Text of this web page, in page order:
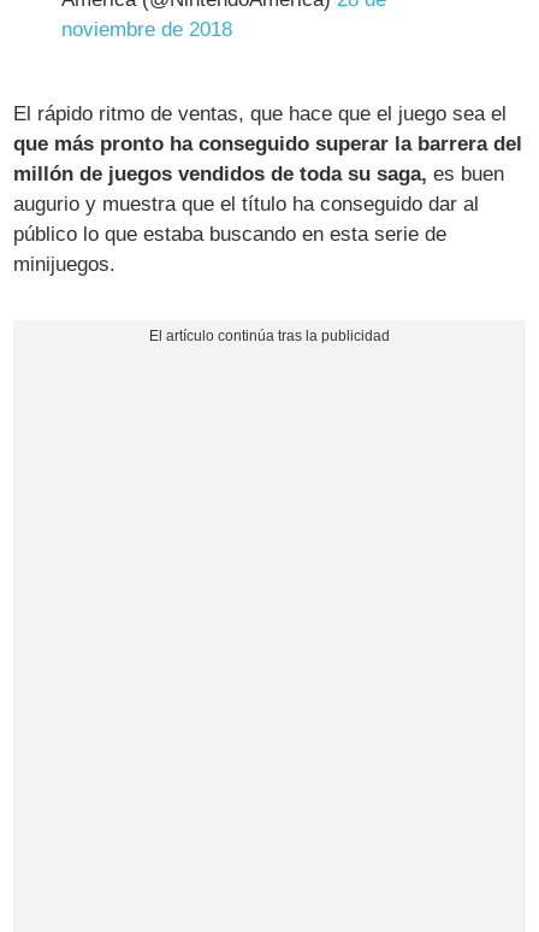
noviembre de 2018
El rápido ritmo de ventas, que hace que el juego sea el
que más pronto ha conseguido superar la barrera del
millón de juegos vendidos de toda su saga, es buen
augurio y muestra que el título ha conseguido dar al
público lo que estaba buscando en esta serie de
minijuegos.